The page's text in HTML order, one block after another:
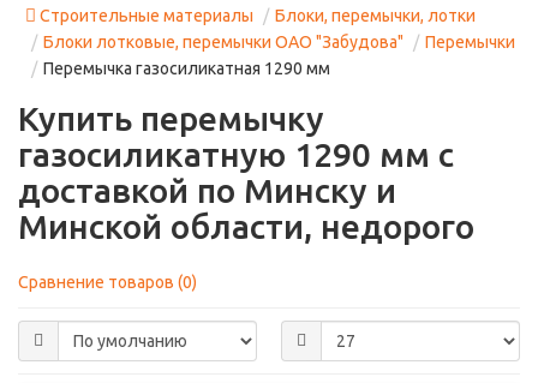
Строительные материалы
Блоки, перемычки, лотки
Блоки лотковые, перемычки ОАО "Забудова"
Перемычки
Перемычка газосиликатная 1290 мм
Купить перемычку
газосиликатную 1290 мм с
доставкой по Минску и
Минской области, недорого
Сравнение товаров (0)